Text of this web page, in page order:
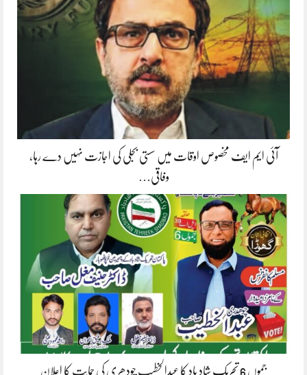
آئی ایم ایف مخصوص اوقات میں سستی بجلی کی اجازت نہیں دے رہا،
وفاقی…
جموں 6 تحریک شاد باد کا عبدالخطیب چودھری کی حمایت کا اعلان